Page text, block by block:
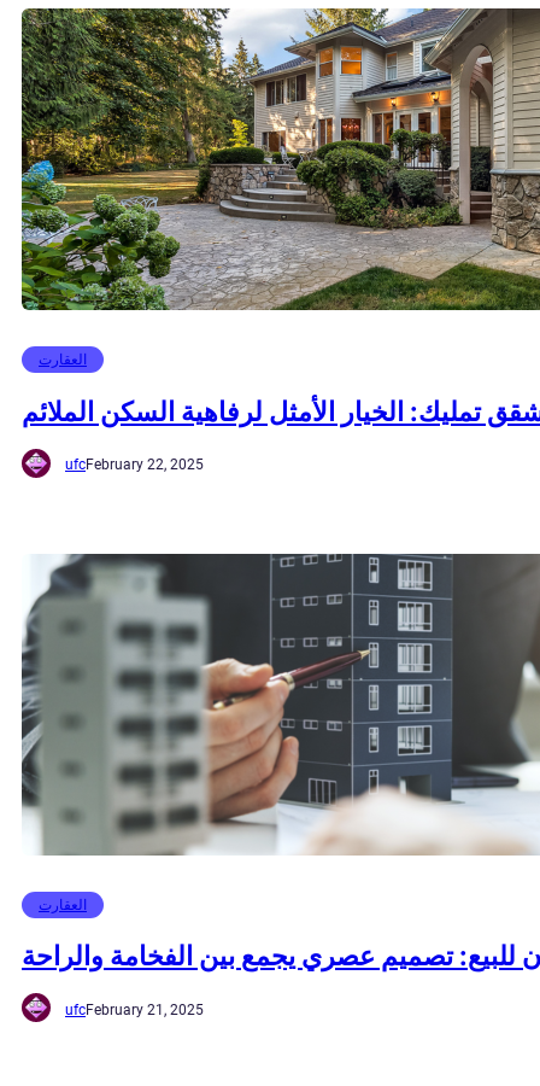
العقارت
تمليك: الخيار الأمثل لرفاهية السكن الملائم
ufcFebruary 22, 2025
العقارت
للبيع: تصميم عصري يجمع بين الفخامة والراحة
ufcFebruary 21, 2025